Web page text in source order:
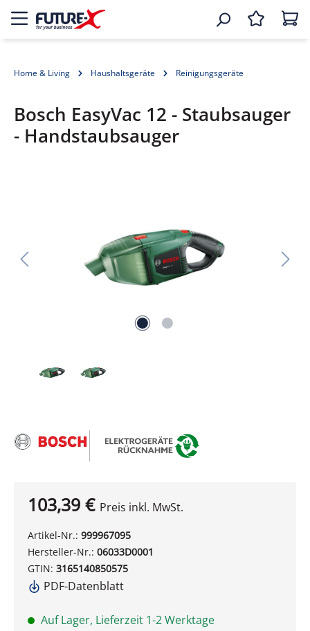
Home & Living Haushaltsgeräte Reinigungsgeräte
Bosch EasyVac 12 - Staubsauger
- Handstaubsauger
103,39 € Preis inkl. MwSt.
Artikel-Nr.: 999967095
Hersteller-Nr.: 06033D0001
GTIN: 3165140850575
PDF-Datenblatt
Auf Lager, Lieferzeit 1-2 Werktage